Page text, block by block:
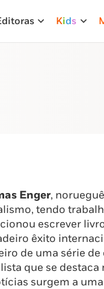
Kids
Enger,
tendo
escrever
êxito
de uma série
que se
surgem a